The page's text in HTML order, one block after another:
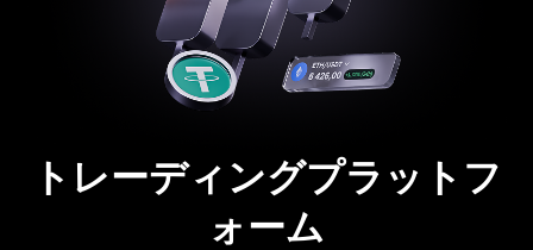
トレーディングプラットフ
ォーム